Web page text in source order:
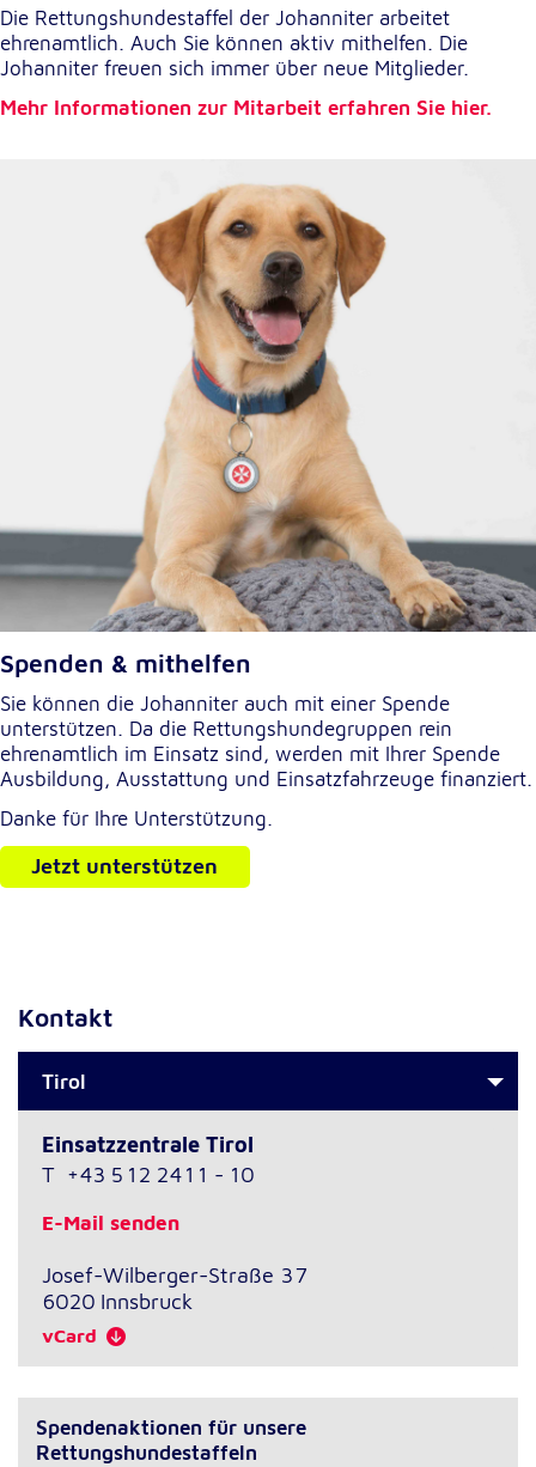
Die Rettungshundestaffel der Johanniter arbeitet
ehrenamtlich. Auch Sie können aktiv mithelfen. Die
Johanniter freuen sich immer über neue Mitglieder.
Mehr Informationen zur Mitarbeit erfahren Sie hier.
Spenden & mithelfen
Sie können die Johanniter auch mit einer Spende
unterstützen. Da die Rettungshundegruppen rein
ehrenamtlich im Einsatz sind, werden mit Ihrer Spende
Ausbildung, Ausstattung und Einsatzfahrzeuge finanziert.
Danke für Ihre Unterstützung.
Jetzt unterstützen
Kontakt
Tirol
Einsatzzentrale Tirol
T +43 512 2411 - 10
E-Mail senden
Josef-Wilberger-Straße 37
6020 Innsbruck
vCard
Spendenaktionen für unsere
Rettungshundestaffeln
Externe Dienste
Um Inhalte von Videoplattformen und
Kartendiensten anzeigen zu können, werden von
Anbieter:
Google LLC
Einbinden und Anzeigen von Videos
Google Maps
Anbieter:
Google LLC
Zweck:
Einbinden von interaktiven Google Karten
Cookie Laufzeit:
6 Monate